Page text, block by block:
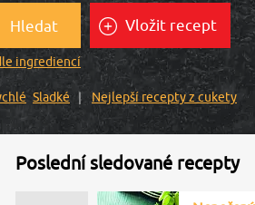
Hledat
ingrediencí
Vložit recept
Sladké
Nejlepší recepty z cukety
Poslední sledované recepty